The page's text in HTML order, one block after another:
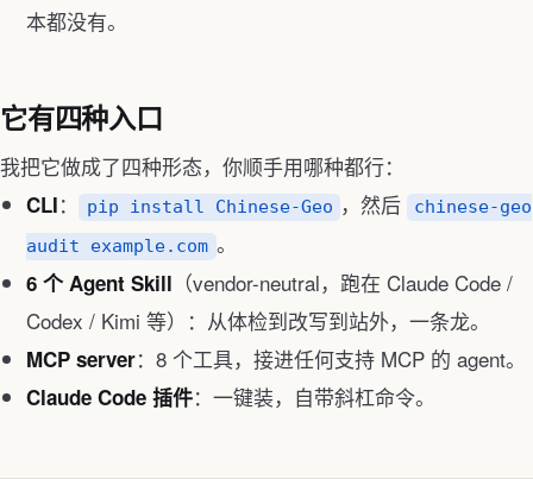
本都没有。
它有四种入口
我把它做成了四种形态，你顺手用哪种都行：
CLI： pip install Chinese-Geo ，然后
chinese-geo
audit example.com 。
6 个 Agent Skill （vendor-neutral，跑在 Claude Code /
Codex / Kimi 等）：从体检到改写到站外，一条龙。
MCP server：8 个工具，接进任何支持 MCP 的 agent。
Claude Code 插件：一键装，自带斜杠命令。